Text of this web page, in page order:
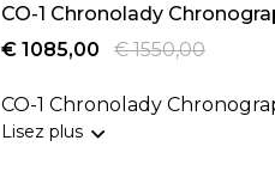
CO-1 Chronolady
€ 1550,00
€ 1085,00
CO-1 Chronolady
Lisez plus